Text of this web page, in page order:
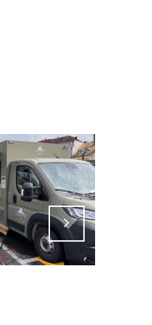
Attiva comando